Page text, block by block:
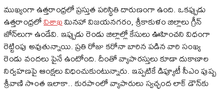
ముఖ్యంగా ఉత్తరాంధ్రలో ప్రస్తుత పరిస్థితి దారుణంగా ఉంది. ఒకప్పుడు
ఉత్తరాంధ్రలోవిశాఖమినహా విజయనగరం, శ్రీకాకుళం జిల్లాలు గ్రీన్
జోన్‌లుగా ఉండేవి. ఇప్పుడు రెండు జిల్లాల్లో కేసులు ఊహించని విధంగా
రెట్టింపు అవుతున్నాయి. ప్రతి రోజు కరోనా బారిన పడిన వారి సంఖ్య
రెండు వందలు పైనే ఉంటోంది. దీంతో వ్యాపారస్తులు కూడా దుకాణాల
నిర్వహణపై ఆంక్షలు విధించుకుంటున్నారు. ఇప్పటికే డిప్యూటీ సీఎం పుష్ప
శ్రీవాణి సొంత ఇలాకా.. కురపాంలో వ్యాపారులు స్వచ్ఛంద లాక్ డౌన్‌కు